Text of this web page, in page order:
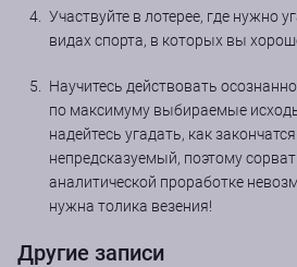
Участвуйте в лотерее, где нужно
видах спорта, в которых вы
Научитесь действовать
по максимуму выбираемые
надейтесь угадать, как
непредсказуемый, поэтому
аналитической проработке
нужна толика везения!
Другие записи